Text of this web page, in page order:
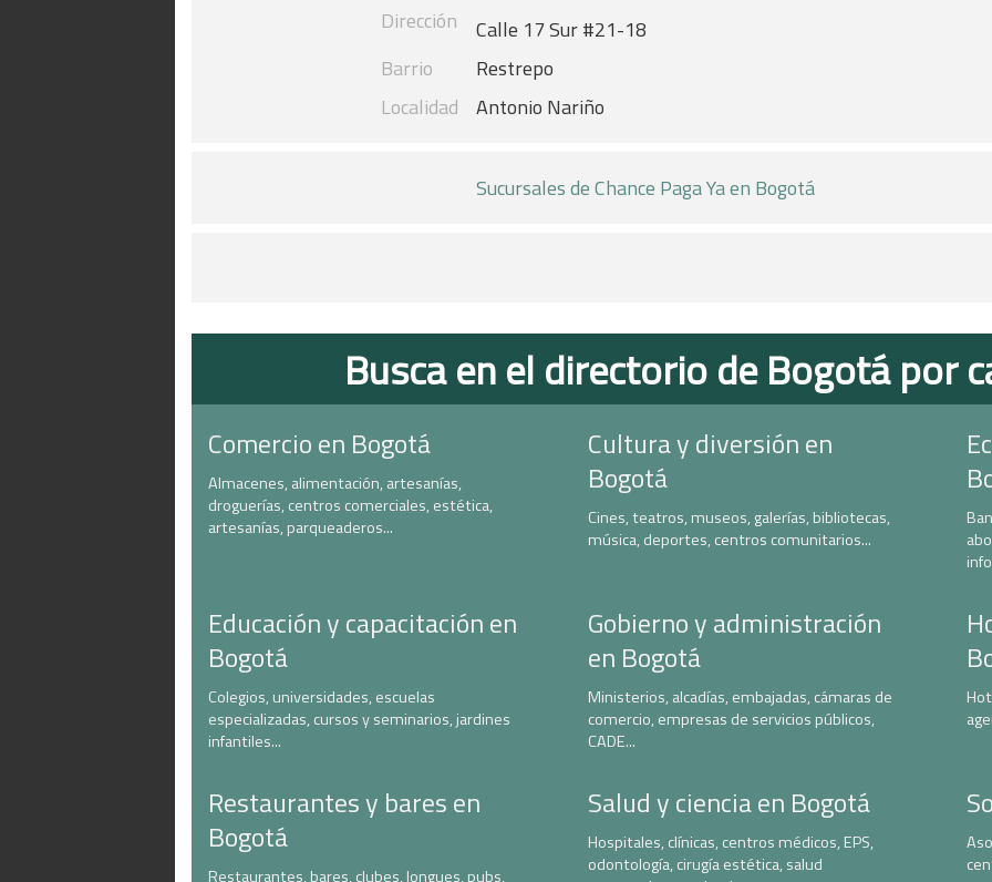
Dirección
Calle 17 Sur #21-18
Barrio
Restrepo
Localidad
Antonio Nariño
Sucursales de Chance Paga Ya en Bogotá
Busca en el directorio de Bogotá por
Comercio en Bogotá
Almacenes, alimentación, artesanías,
droguerías, centros comerciales, estética,
artesanías, parqueaderos...
Cultura y diversión en
Bogotá
Cines, teatros, museos, galerías, bibliotecas,
música, deportes, centros comunitarios...
Educación y capacitación en
Bogotá
Colegios, universidades, escuelas
especializadas, cursos y seminarios, jardines
infantiles...
Gobierno y administración
en Bogotá
Ministerios, alcadías, embajadas, cámaras de
comercio, empresas de servicios públicos,
CADE...
Restaurantes y bares en
Bogotá
Restaurantes, bares, clubes, longues, pubs,
Salud y ciencia en Bogotá
Hospitales, clínicas, centros médicos, EPS,
odontología, cirugía estética, salud